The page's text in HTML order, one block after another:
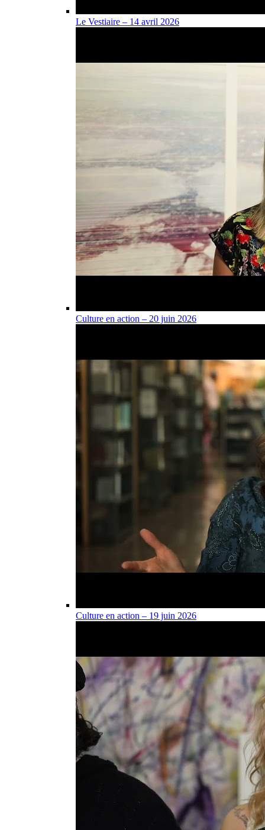
Le Vestiaire – 14 avril 2026
Culture en action – 20 juin 2026
Culture en action – 19 juin 2026